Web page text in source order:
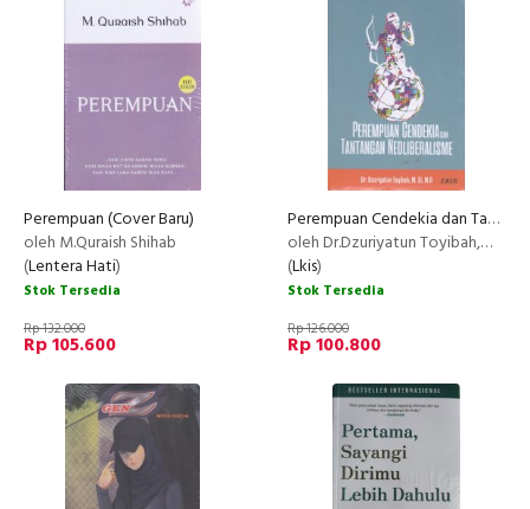
Perempuan (Cover Baru)
oleh M.Quraish Shihab
(Lentera Hati)
Stok Tersedia
Rp 132.000
Rp 105.600
Perempuan Cendekia dan Tantangan Neoliberalisme
oleh Dr.Dzuriyatun Toyibah,M.Si,M.A
(Lkis)
Stok Tersedia
Rp 126.000
Rp 100.800